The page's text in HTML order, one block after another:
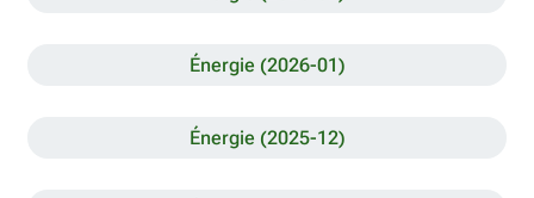
Énergie (2026-01)
Énergie (2025-12)